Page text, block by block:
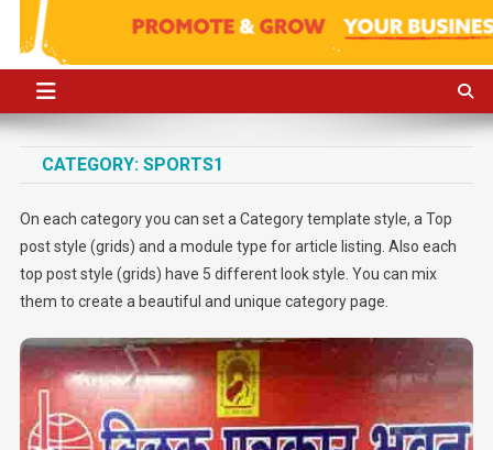
CATEGORY: SPORTS1
On each category you can set a Category template style, a Top
post style (grids) and a module type for article listing. Also each
top post style (grids) have 5 different look style. You can mix
them to create a beautiful and unique category page.